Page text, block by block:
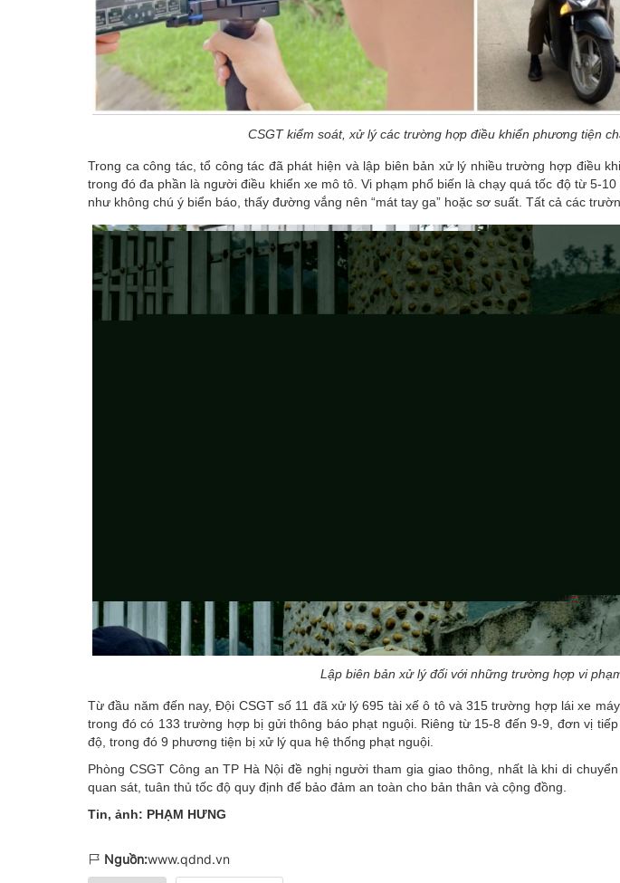
CSGT kiểm soát, xử lý các trường hợp điều khiển phương tiện
Trong ca công tác, tổ công tác đã phát hiện và lập biên bản xử lý nhiều trường hợp điều
trong đó đa phần là người điều khiển xe mô tô. Vi phạm phổ biến là chạy quá tốc độ từ 5-
như không chú ý biển báo, thấy đường vắng nên “mát tay ga” hoặc sơ suất. Tất cả các
Lập biên bản xử lý đối với những trường hợp vi
Từ đầu năm đến nay, Đội CSGT số 11 đã xử lý 695 tài xế ô tô và 315 trường hợp lái xe
trong đó có 133 trường hợp bị gửi thông báo phạt nguội. Riêng từ 15-8 đến 9-9, đơn vị
độ, trong đó 9 phương tiện bị xử lý qua hệ thống phạt nguội.
Phòng CSGT Công an TP Hà Nội đề nghị người tham gia giao thông, nhất là khi di
quan sát, tuân thủ tốc độ quy định để bảo đảm an toàn cho bản thân và cộng đồng.
Tin, ảnh: PHẠM HƯNG
Nguồn:www.qdnd.vn